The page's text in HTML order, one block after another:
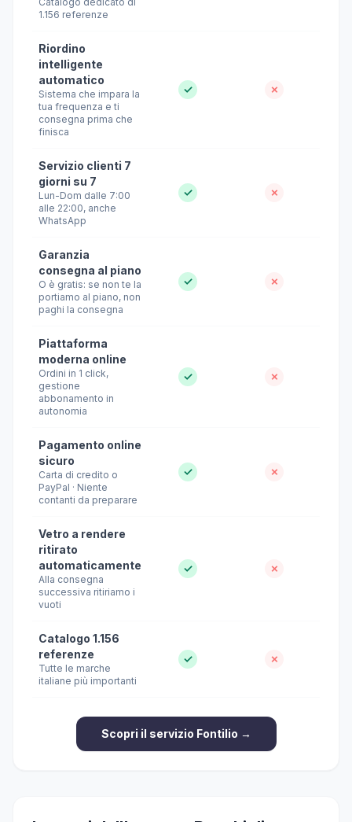
1.156 referenze
Riordino
intelligente
automatico
Sistema che impara la
tua frequenza e ti
consegna prima che
finisca
✓ ✗
Servizio clienti 7
giorni su 7
Lun-Dom dalle 7:00
alle 22:00, anche
WhatsApp
✓ ✗
Garanzia
consegna al piano
O è gratis: se non te la
portiamo al piano, non
paghi la consegna
✓ ✗
Piattaforma
moderna online
Ordini in 1 click,
gestione
abbonamento in
autonomia
✓ ✗
Pagamento online
sicuro
Carta di credito o
PayPal · Niente
contanti da preparare
✓ ✗
Vetro a rendere
ritirato
automaticamente
Alla consegna
successiva ritiriamo i
vuoti
✓ ✗
Catalogo 1.156
referenze
Tutte le marche
italiane più importanti
✓ ✗
Scopri il servizio Fontilio →